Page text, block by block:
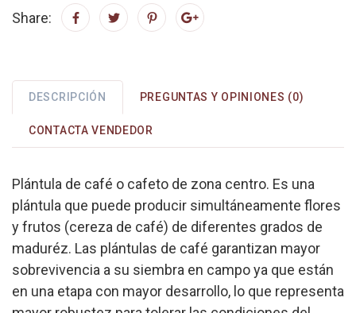
Share:
DESCRIPCIÓN PREGUNTAS Y OPINIONES (0)
CONTACTA VENDEDOR
Plántula de café o cafeto de zona centro. Es una
plántula que puede producir simultáneamente flores
y frutos (cereza de café) de diferentes grados de
maduréz. Las plántulas de café garantizan mayor
sobrevivencia a su siembra en campo ya que están
en una etapa con mayor desarrollo, lo que representa